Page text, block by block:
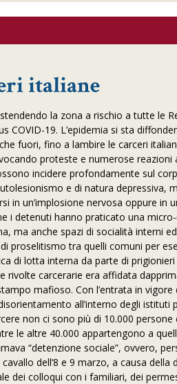
italiane
la zona a rischio a tutte le
COVID-19. L’epidemia si sta
fuori, fino a lambire le carceri
proteste e numerose reazioni
incidere profondamente sul
e di natura depressiva,
un’implosione nervosa oppure in
i detenuti hanno praticato una
ma anche spazi di socialità interni
proselitismo tra quelli comuni per
di lotta interna da parte di
rivolte carcerarie era affidata
mafioso. Con l’entrata in vigore
all’interno degli istituti
non ci sono più di 10.000 persone
le altre 40.000 appartengono a
“detenzione sociale”, ovvero,
dell’8 e 9 marzo, a causa della
dei colloqui con i familiari, dei